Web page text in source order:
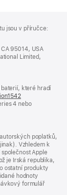
jsou v příručce:
95014, USA
Limited,
které hradí
(otevře
se
4 nebo
poplatků,
Vzhledem k
Apple
je Irská republika,
ostatní produkty
hodnoty
formulář